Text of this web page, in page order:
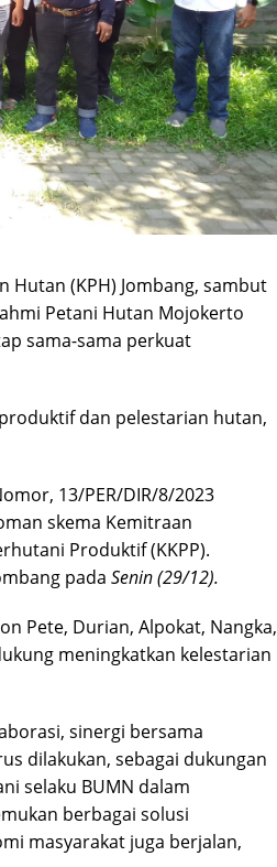
Hutan (KPH) Jombang, sambut
Petani Hutan Mojokerto
sama-sama perkuat
dan pelestarian hutan,
13/PER/DIR/8/2023
skema Kemitraan
Produktif (KKPP).
pada Senin (29/12).
Pete, Durian, Alpokat, Nangka,
meningkatkan kelestarian
sinergi bersama
dilakukan, sebagai dukungan
selaku BUMN dalam
berbagai solusi
masyarakat juga berjalan,